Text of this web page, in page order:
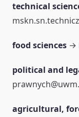
technical
food sciences →
political and
agricultural,